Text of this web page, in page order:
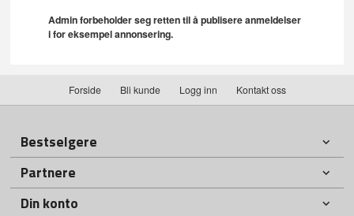
Admin forbeholder seg retten til å publisere anmeldelser
i for eksempel annonsering.
Forside Bli kunde Logg inn Kontakt oss
Bestselgere
Partnere
Din konto